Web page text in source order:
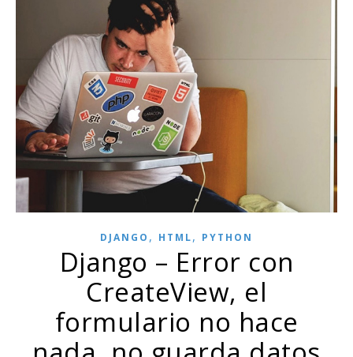
DJANGO , HTML, PYTHON
Django – Error con
CreateView, el
formulario no hace